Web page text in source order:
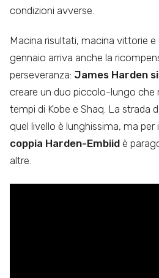
condizioni avverse.
Macina risultati, macina vittorie
gennaio arriva anche la
perseveranza: James Harden
creare un duo piccolo-lungo che
tempi di Kobe e Shaq. La strada
quel livello è lunghissima, ma per
coppia Harden-Embiid è
altre.